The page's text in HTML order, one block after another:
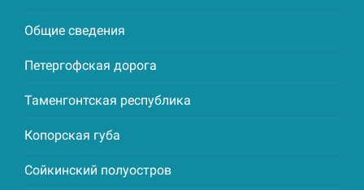
Общие сведения
Петергофская дорога
Таменгонтская республика
Копорская губа
Сойкинский полуостров